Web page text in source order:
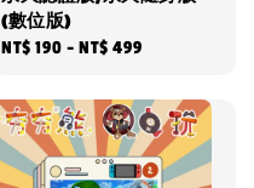
(數位版)
Regular
NT$ 190 -NT$ 499